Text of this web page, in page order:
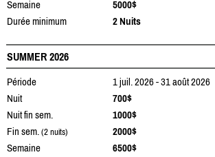
Semaine
5000$
Durée minimum
2 Nuits
SUMMER 2026
Période
1 juil. 2026 - 31 août 2026
Nuit
700$
Nuit fin sem.
1000$
Fin sem. (2 nuits)
2000$
Semaine
6500$